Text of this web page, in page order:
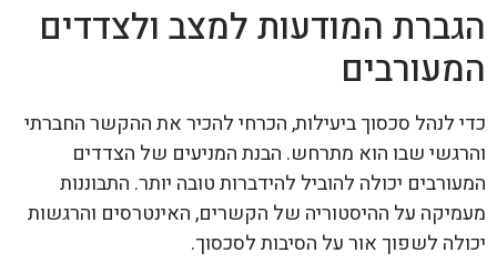
הגברת המודעות למצב ולצדדים
המעורבים
כדי לנהל סכסוך ביעילות, הכרחי להכיר את ההקשר החברתי
והרגשי שבו הוא מתרחש. הבנת המניעים של הצדדים
המעורבים יכולה להוביל להידברות טובה יותר. התבוננות
מעמיקה על ההיסטוריה של הקשרים, האינטרסים והרגשות
יכולה לשפוך אור על הסיבות לסכסוך.